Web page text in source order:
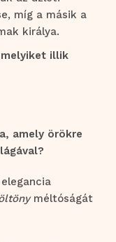
míg a másik a
királya.
melyiket illik
amely örökre
méltóságát